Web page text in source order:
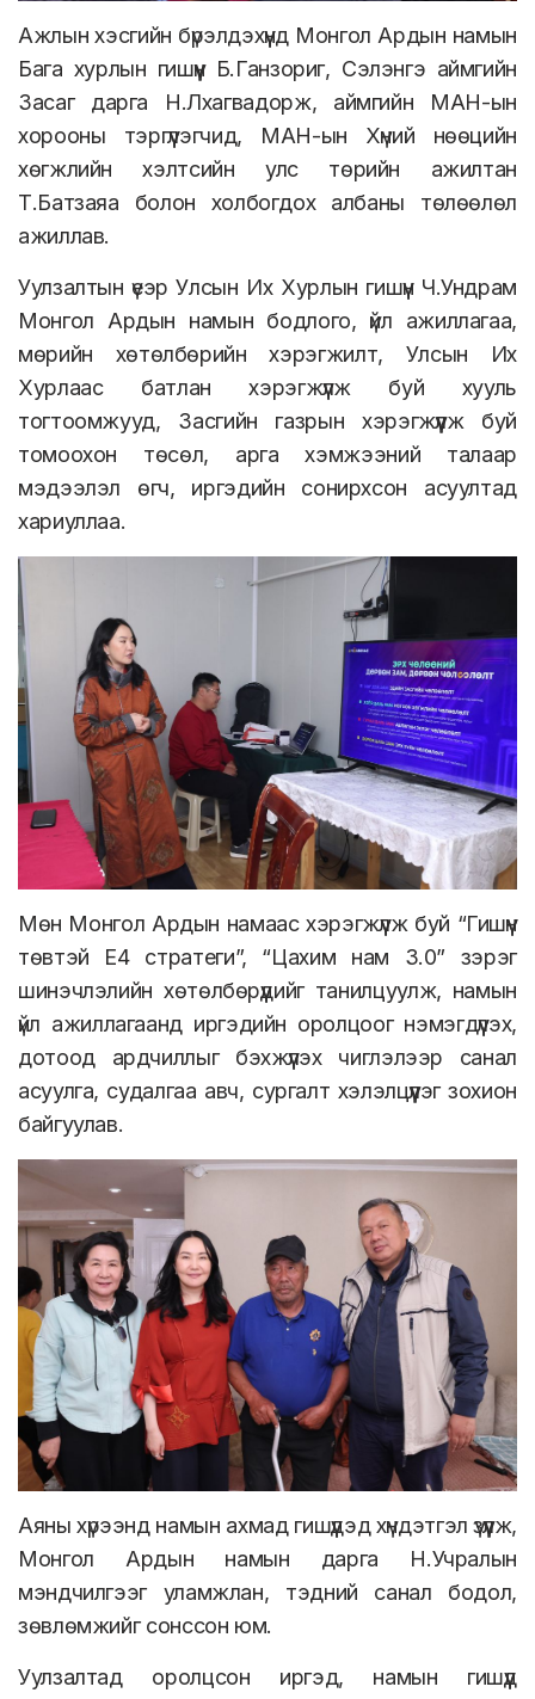
Ажлын хэсгийн бүрэлдэхүүнд Монгол Ардын намын
Бага хурлын гишүүн Б.Ганзориг, Сэлэнгэ аймгийн
Засаг дарга Н.Лхагвадорж, аймгийн МАН-ын
хорооны тэргүүлэгчид, МАН-ын Хүний нөөцийн
хөгжлийн хэлтсийн улс төрийн ажилтан
Т.Батзаяа болон холбогдох албаны төлөөлөл
ажиллав.
Уулзалтын үеэр Улсын Их Хурлын гишүүн Ч.Ундрам
Монгол Ардын намын бодлого, үйл ажиллагаа,
мөрийн хөтөлбөрийн хэрэгжилт, Улсын Их
Хурлаас батлан хэрэгжүүлж буй хууль
тогтоомжууд, Засгийн газрын хэрэгжүүлж буй
томоохон төсөл, арга хэмжээний талаар
мэдээлэл өгч, иргэдийн сонирхсон асуултад
хариуллаа.
Мөн Монгол Ардын намаас хэрэгжүүлж буй “Гишүүн
төвтэй Е4 стратеги”, “Цахим нам 3.0” зэрэг
шинэчлэлийн хөтөлбөрүүдийг танилцуулж, намын
үйл ажиллагаанд иргэдийн оролцоог нэмэгдүүлэх,
дотоод ардчиллыг бэхжүүлэх чиглэлээр санал
асуулга, судалгаа авч, сургалт хэлэлцүүлэг зохион
байгуулав.
Аяны хүрээнд намын ахмад гишүүдэд хүндэтгэл үзүүлж,
Монгол Ардын намын дарга Н.Учралын
мэндчилгээг уламжлан, тэдний санал бодол,
зөвлөмжийг сонссон юм.
Уулзалтад оролцсон иргэд, намын гишүүд